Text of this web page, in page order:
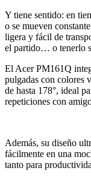
Y tiene sentido: en
o se mueven
ligera y fácil de
el partido… o tenerlo
El Acer PM161Q
pulgadas con colores
de hasta 178°, ideal
repeticiones con
Además, su diseño
fácilmente en una
tanto para